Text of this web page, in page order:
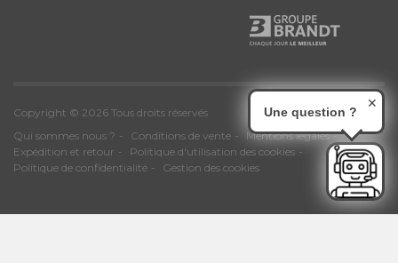
Copyright © 2026 Tous droits réservés
Qui sommes nous ?
Conditions de vente
Mentions légales
Expédition et retour
Politique d'utilisation des cookies
Politique de confidentialité
Gestion des cookies
Une question ?
✕